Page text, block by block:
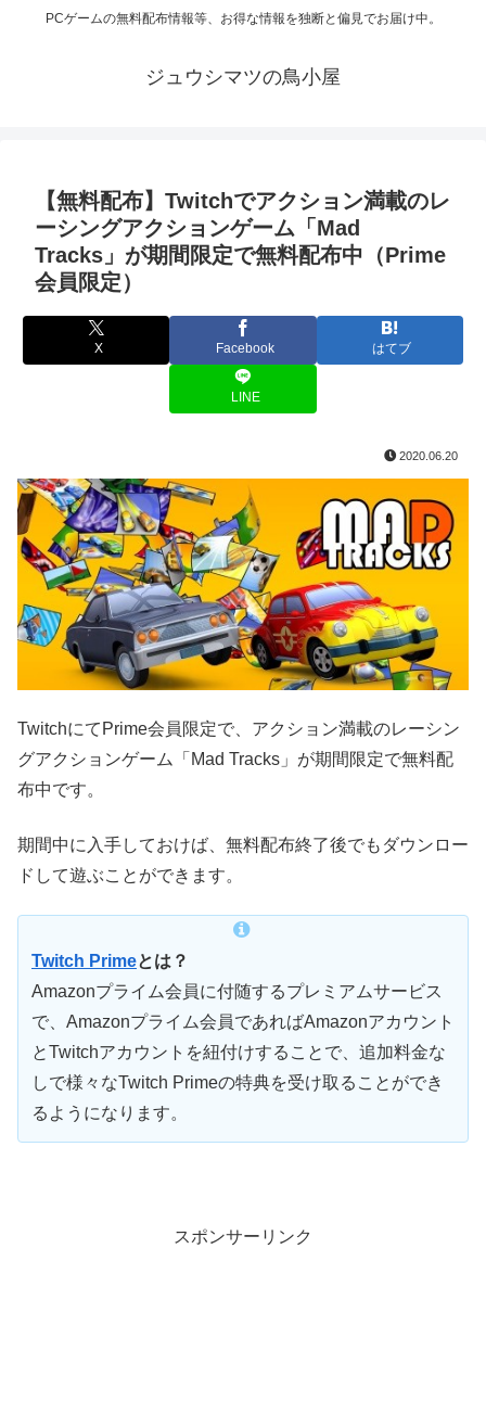
PCゲームの無料配布情報等、お得な情報を独断と偏見でお届け中。
ジュウシマツの鳥小屋
【無料配布】Twitchでアクション満載のレ
ーシングアクションゲーム「Mad
Tracks」が期間限定で無料配布中（Prime
会員限定）
X Facebook はてブ
LINE
2020.06.20
TwitchにてPrime会員限定で、アクション満載のレーシン
グアクションゲーム「Mad Tracks」が期間限定で無料配
布中です。
期間中に入手しておけば、無料配布終了後でもダウンロー
ドして遊ぶことができます。
Twitch Primeとは？
Amazonプライム会員に付随するプレミアムサービス
で、Amazonプライム会員であればAmazonアカウント
とTwitchアカウントを紐付けすることで、追加料金な
しで様々なTwitch Primeの特典を受け取ることができ
るようになります。
スポンサーリンク